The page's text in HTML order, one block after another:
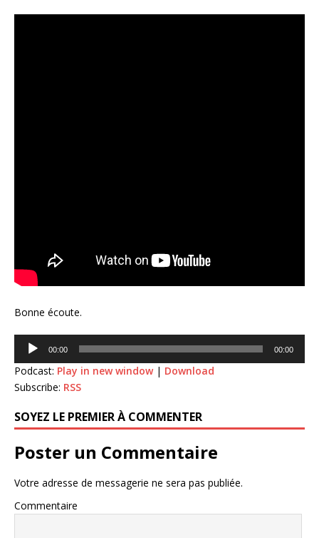
Bonne écoute.
Lecteur
audio
00:00 00:00
Podcast: Play in new window| Download
Subscribe: RSS
SOYEZ LE PREMIER À COMMENTER
Poster un Commentaire
Votre adresse de messagerie ne sera pas publiée.
Commentaire